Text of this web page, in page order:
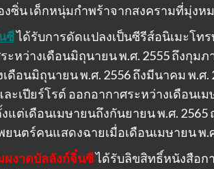
งซิ่น เด็กหนุ่มกำพร้าจากสงครามที่มุ่งห
ซีได้รับการดัดแปลงเป็นซีรีส์อนิเมะโท
หว่างเดือนมิถุนายน พ.ศ. 2555 ถึงกุมภ
ดือนมิถุนายน พ.ศ. 2556 ถึงมีนาคม พ.ศ
เปียร์โรต์ ออกอากาศระหว่างเดือนเ
แต่เดือนเมษายนถึงกันยายน พ.ศ.
ยนตร์คนแสดงฉายเมื่อเดือนเมษายน พ.
ผงาดบัลลังก์จิ๋นซีได้รับลิขสิทธิ์หนังสือก